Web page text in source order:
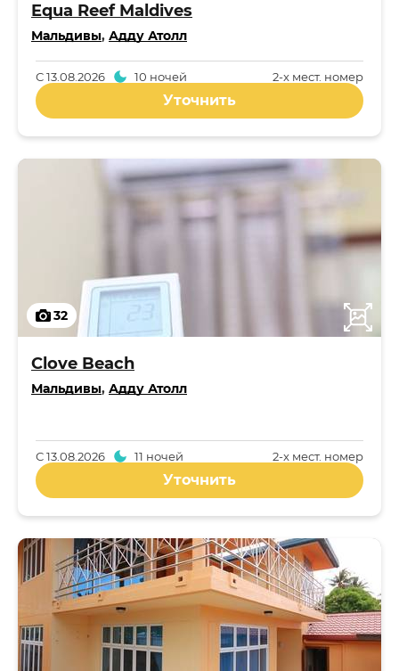
Equa Reef Maldives
Мальдивы, Адду Атолл
2-x мест. номер
С13.08.2026 10 ночей
Уточнить
32
Clove Beach
Мальдивы, Адду Атолл
2-x мест. номер
С13.08.2026 11 ночей
Уточнить